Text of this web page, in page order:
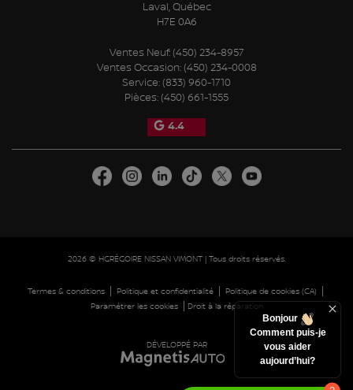
Laval,Québec
H7E 0A6
Ventes Neuf: (450) 234-8957
Ventes Occasion: (450) 234-0008
Service: (833) 960-1710
Pièces: (450) 661-1555
4.4
2026 © HGRÉGOIRE NISSAN VIMONT| Tous droits réservés.
Termes & conditions| Politique et confidentialité| Politique de cookies (CA)
Paramétrer les cookies| Droit à la réparation
DÉVELOPPÉ PAR
Bonjour
Comment puis-je
vous aider
aujourd’hui?